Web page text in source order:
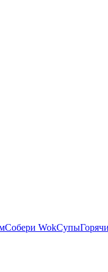
Собери WokСупы